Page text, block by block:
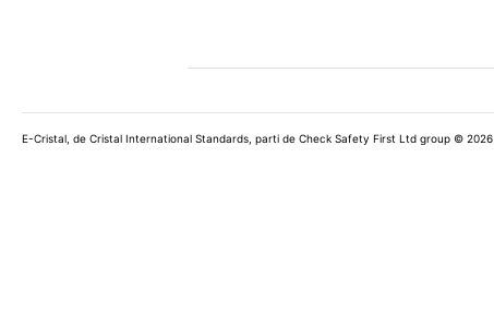
E-Cristal, de Cristal International Standards, parti de Check Safety First Ltd group © 2026